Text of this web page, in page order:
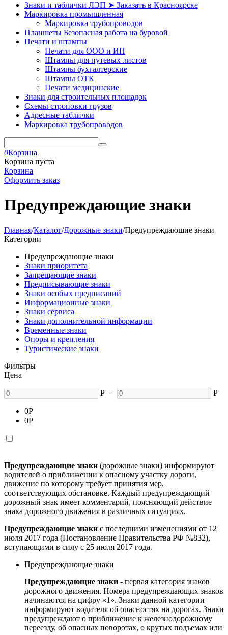
Знаки и таблички ЛЭП ➤ Заказать в Красноярске
Маркировка промышленная
Маркировка трубопроводов
Планшеты Безопасная работа на буровой
Печати и штампы
Печати для ООО и ИП
Штампы для путевых листов
Штампы бухгалтерские
Штампы ОТК
Печати медицинские
Знаки для строительных площадок
Схемы строповки грузов
Адресные таблички
Маркировка трубопроводов
0Корзина
Корзина пуста
Корзина
Оформить заказ
Предупреждающие знаки
Главная/Каталог/Дорожные знаки/Предупреждающие знаки
Категории
Предупреждающие знаки
Знаки приоритета
Запрещающие знаки
Предписывающие знаки
Знаки особых предписаний
Информационные знаки
Знаки сервиса
Знаки дополнительной информации
Временные знаки
Опоры и крепления
Туристические знаки
Фильтры
Цена
Р – Р
0Р
0Р
Предупреждающие знаки (дорожные знаки) информируют
водителей о приближении к опасному участку дороги,
движение по которому требует принятия мер,
соответствующих обстановке. Каждый предупреждающий
дорожный знак имеет комментарий, поясняющий действие
знака дорожного движения в различных ситуациях.
Предупреждающие знаки с последними изменениями от 12
июля 2017 года (Постановление Правительства РФ №832),
вступающими в силу с 25 июля 2017 года.
Предупреждающие знаки
Предупреждающие знаки - первая категория знаков
дорожного движения. Номера предупреждающих знаков
начинаются на цифру «1». Знаки данной категории
информируют водителя об опасностях на дорогах. Знаки
предупреждают о приближение к железнодорожному
переезду, об опасных поворотах, о крутых подъемах или